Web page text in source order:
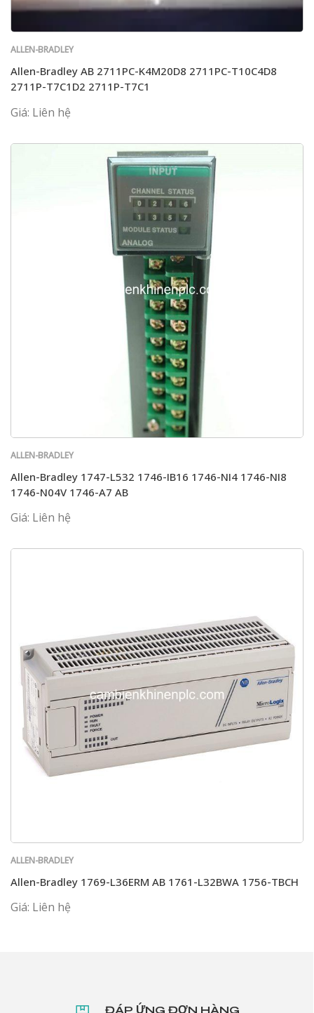
ALLEN-BRADLEY
Allen-Bradley AB 2711PC-K4M20D8 2711PC-T10C4D8
2711P-T7C1D2 2711P-T7C1
Giá: Liên hệ
ALLEN-BRADLEY
Allen-Bradley 1747-L532 1746-IB16 1746-NI4 1746-NI8
1746-N04V 1746-A7 AB
Giá: Liên hệ
ALLEN-BRADLEY
Allen-Bradley 1769-L36ERM AB 1761-L32BWA 1756-TBCH
Giá: Liên hệ
ĐÁP ỨNG ĐƠN HÀNG